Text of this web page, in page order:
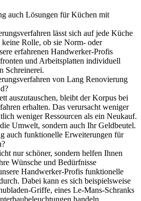
auch Lösungen für Küchen mit
lässt sich auf jede Küche
Rolle, ob sie Norm- oder
erfahrenen Handwerker-Profis
und Arbeitsplatten individuell
Schreinerei.
von Lang Renovierung
auszutauschen, bleibt der Korpus bei
erhalten. Das verursacht weniger
weniger Ressourcen als ein Neukauf.
Umwelt, sondern auch Ihr Geldbeutel.
auch funktionelle Erweiterungen für
nur schöner, sondern helfen Ihnen
Wünsche und Bedürfnisse
Handwerker-Profis funktionelle
Dabei kann es sich beispielsweise
Griffe, eines Le-Mans-Schranks
handeln.